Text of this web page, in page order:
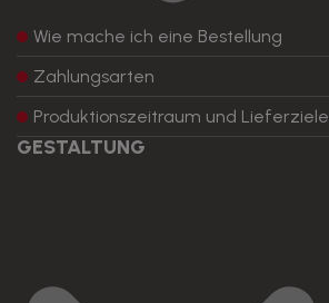
Wie mache ich eine Bestellung
Zahlungsarten
Produktionszeitraum und Lieferziele
GESTALTUNG